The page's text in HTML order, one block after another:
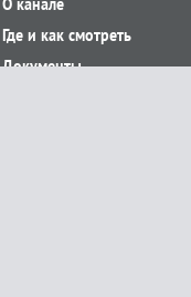
О канале
Где и как смотреть
Документы